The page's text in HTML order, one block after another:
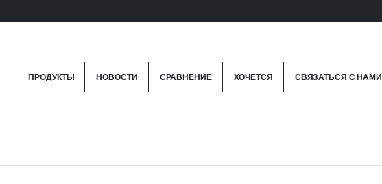
ПРОДУКТЫ НОВОСТИ СРАВНЕНИЕ ХОЧЕТСЯ СВЯЗАТЬСЯ С НАМИ